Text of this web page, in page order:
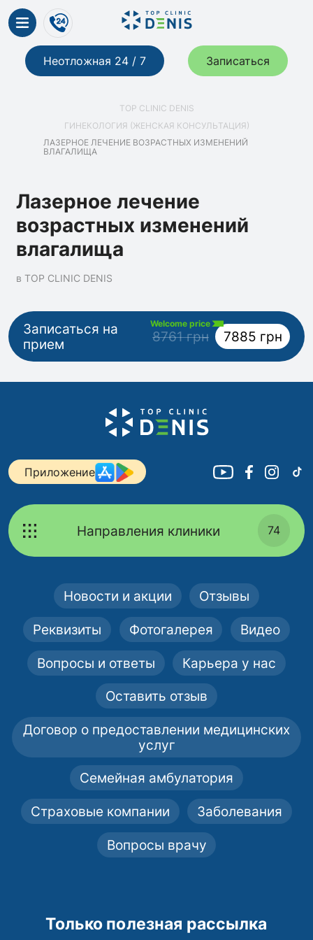
Неотложная 24 / 7 Записаться
TOP CLINIC DENIS
ГИНЕКОЛОГИЯ (ЖЕНСКАЯ КОНСУЛЬТАЦИЯ)
ЛАЗЕРНОЕ ЛЕЧЕНИЕ ВОЗРАСТНЫХ ИЗМЕНЕНИЙ
ВЛАГАЛИЩА
Лазерное лечение
возрастных изменений
влагалища
в TOP CLINIC DENIS
Записаться на
прием
Welcome price
8761 грн 7885 грн
Приложение
Направления клиники 74
Новости и акции Отзывы
Реквизиты Фотогалерея Видео
Вопросы и ответы Карьера у нас
Оставить отзыв
Договор о предоставлении медицинских
услуг
Семейная амбулатория
Страховые компании Заболевания
Вопросы врачу
Только полезная рассылка